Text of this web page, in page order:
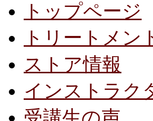
トップページ
トリートメン
ストア情報
インストラク